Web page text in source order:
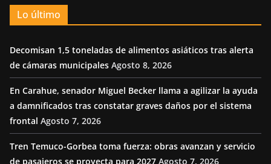
Lo último
Decomisan 1,5 toneladas de alimentos asiáticos tras alerta
de cámaras municipales Agosto 8, 2026
En Carahue, senador Miguel Becker llama a agilizar la ayuda
a damnificados tras constatar graves daños por el sistema
frontal Agosto 7, 2026
Tren Temuco-Gorbea toma fuerza: obras avanzan y servicio
de pasajeros se proyecta para 2027 Agosto 7, 2026